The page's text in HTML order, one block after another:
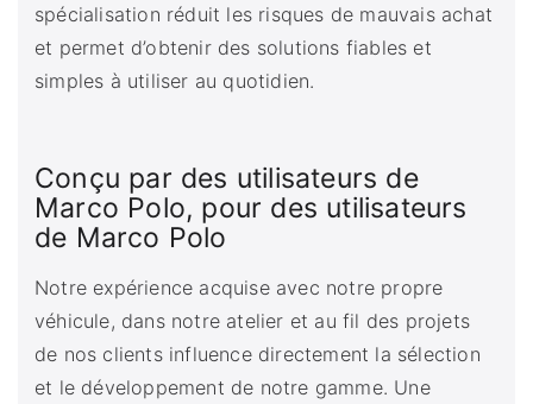
spécialisation réduit les risques de mauvais achat
et permet d’obtenir des solutions fiables et
simples à utiliser au quotidien.
Conçu par des utilisateurs de
Marco Polo, pour des utilisateurs
de Marco Polo
Notre expérience acquise avec notre propre
véhicule, dans notre atelier et au fil des projets
de nos clients influence directement la sélection
et le développement de notre gamme. Une